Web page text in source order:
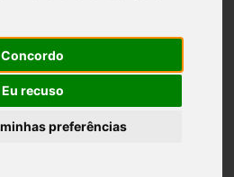
Concordo
Eu recuso
preferências
Registar